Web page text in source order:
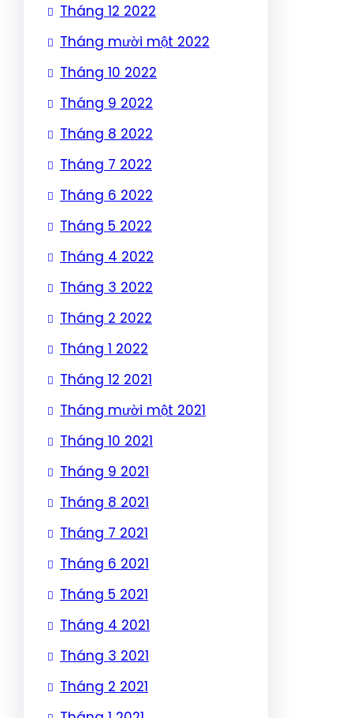
Tháng 12 2022
Tháng mười một 2022
Tháng 10 2022
Tháng 9 2022
Tháng 8 2022
Tháng 7 2022
Tháng 6 2022
Tháng 5 2022
Tháng 4 2022
Tháng 3 2022
Tháng 2 2022
Tháng 1 2022
Tháng 12 2021
Tháng mười một 2021
Tháng 10 2021
Tháng 9 2021
Tháng 8 2021
Tháng 7 2021
Tháng 6 2021
Tháng 5 2021
Tháng 4 2021
Tháng 3 2021
Tháng 2 2021